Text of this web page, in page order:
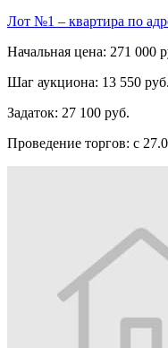
Лот №1 – квартира по
Начальная цена: 271 000
Шаг аукциона: 13 550 руб.
Задаток: 27 100 руб.
Проведение торгов: с